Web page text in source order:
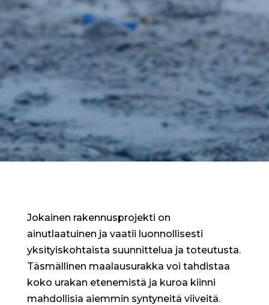
Jokainen rakennusprojekti on
ainutlaatuinen ja vaatii luonnollisesti
yksityiskohtaista suunnittelua ja toteutusta.
Täsmällinen maalausurakka voi tahdistaa
koko urakan etenemistä ja kuroa kiinni
mahdollisia aiemmin syntyneitä viiveitä.